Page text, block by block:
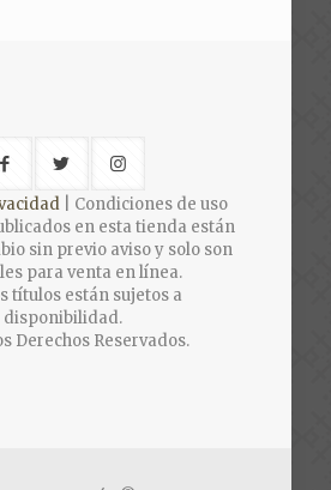
| Condiciones de uso
en esta tienda están
sin previo aviso y solo son
para venta en línea.
títulos están sujetos a
disponibilidad.
Derechos Reservados.